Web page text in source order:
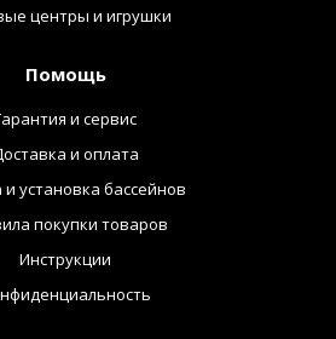
центры и игрушки
Помощь
и сервис
и оплата
установка бассейнов
покупки товаров
Инструкции